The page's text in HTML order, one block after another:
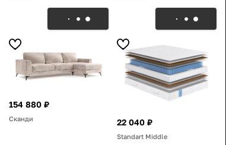
154 880 ₽
Сканди 22 040 ₽
Standart Middle